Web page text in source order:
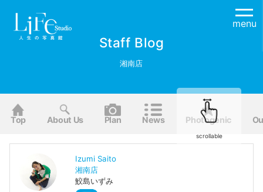
menu
Staff Blog
湘南店
Top About Us Plan News Photogenic
scrollable
Izumi Saito
湘南店
鮫島いずみ